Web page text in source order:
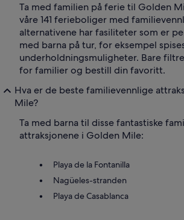
Ta med familien på ferie til Golden
våre 141 ferieboliger med
alternativene har fasiliteter som er
med barna på tur, for eksempel
underholdningsmuligheter. Bare
for familier og bestill din favoritt.
Hva er de beste familievennlige
Mile?
Ta med barna til disse fantastiske
attraksjonene i Golden Mile:
Playa de la Fontanilla
Nagüeles-stranden
Playa de Casablanca